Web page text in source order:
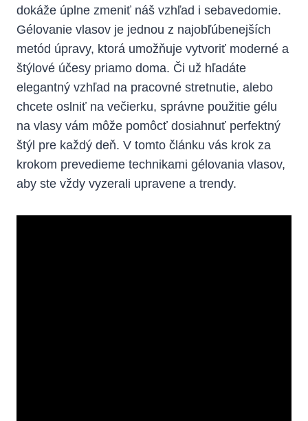
dokáže úplne zmeniť náš vzhľad i sebavedomie.
Gélovanie vlasov je jednou z najobľúbenejších
metód úpravy, ktorá umožňuje vytvoriť moderné a
štýlové účesy priamo doma. Či už hľadáte
elegantný vzhľad na pracovné stretnutie, alebo
chcete oslniť na večierku, správne použitie gélu
na vlasy vám môže pomôcť dosiahnuť perfektný
štýl pre každý deň. V tomto článku vás krok za
krokom prevedieme technikami gélovania vlasov,
aby ste vždy vyzerali upravene a trendy.